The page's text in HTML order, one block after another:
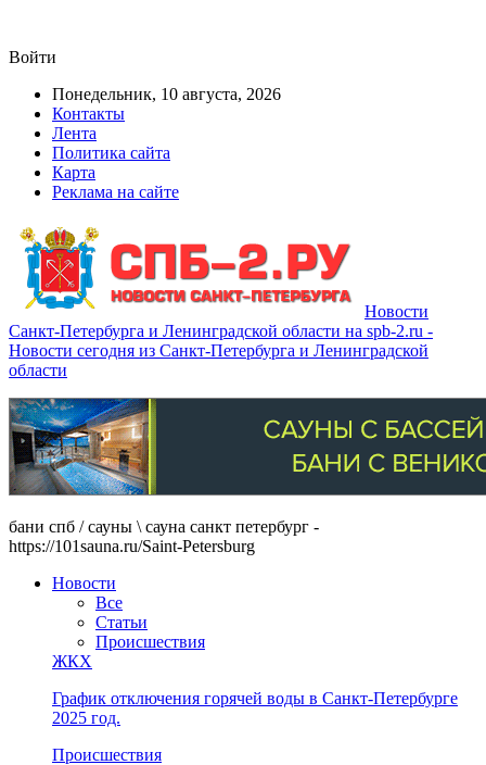
Войти
Понедельник, 10 августа, 2026
Контакты
Лента
Политика сайта
Карта
Реклама на сайте
Новости
Санкт-Петербурга и Ленинградской области на spb-2.ru -
Новости сегодня из Санкт-Петербурга и Ленинградской
области
бани спб / сауны \ сауна санкт петербург -
https://101sauna.ru/Saint-Petersburg
Новости
Все
Статьи
Происшествия
ЖКХ
График отключения горячей воды в Санкт-Петербурге
2025 год.
Происшествия